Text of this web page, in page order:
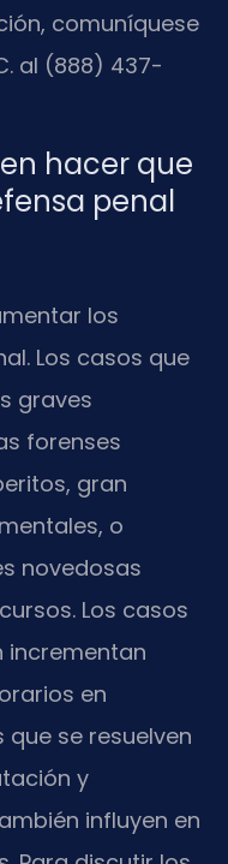
comuníquese
al (888) 437-
hacer que
penal
los
Los casos que
graves
forenses
gran
o
novedosas
Los casos
incrementan
en
se resuelven
y
influyen en